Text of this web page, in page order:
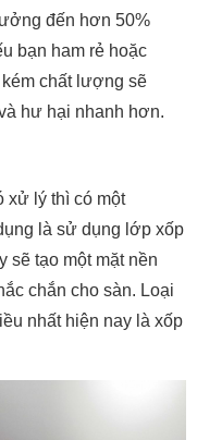
đến hơn 50%
bạn ham rẻ hoặc
chất lượng sẽ
hư hại nhanh hơn.
xử lý thì có một
là sử dụng lớp xốp
sẽ tạo một mặt nền
chắn cho sàn. Loại
nhất hiện nay là xốp